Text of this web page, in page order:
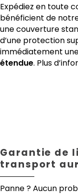
Expédiez en toute
bénéficient de
une couverture
d’une protection
immédiatement
étendue. Plus
Garantie de
transport
Panne ? Aucun